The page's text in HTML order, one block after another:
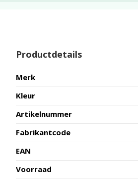
Productdetails
Merk
Kleur
Artikelnummer
Fabrikantcode
EAN
Voorraad